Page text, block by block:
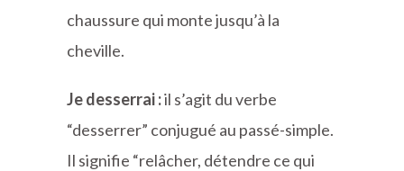
chaussure qui monte jusqu’à la
cheville.
Je desserrai :il s’agit du verbe
“desserrer” conjugué au passé-simple.
Il signifie “relâcher, détendre ce qui